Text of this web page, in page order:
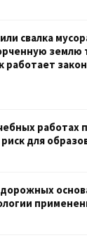
свалка
землю
работает закон
работах
для
дорожных